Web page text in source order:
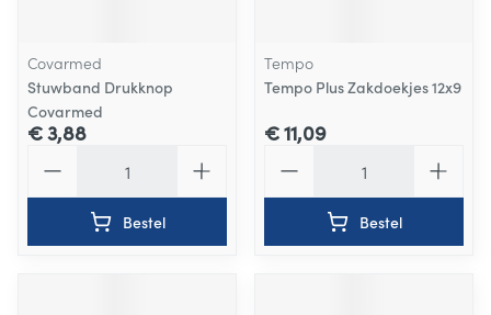
Covarmed
Stuwband Drukknop
Covarmed
€ 3,88
Bestel
Tempo
Tempo Plus Zakdoekjes 12x9
€ 11,09
Bestel